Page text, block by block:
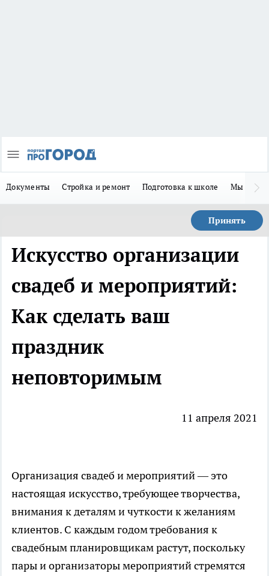
Документы Стройка и ремонт Подготовка к школе Мы в MAX
Принять
Искусство организации
свадеб и мероприятий:
Как сделать ваш
праздник
неповторимым
11 апреля 2021
Организация свадеб и мероприятий — это
настоящая искусство, требующее творчества,
внимания к деталям и чуткости к желаниям
клиентов. С каждым годом требования к
свадебным планировщикам растут, поскольку
пары и организаторы мероприятий стремятся